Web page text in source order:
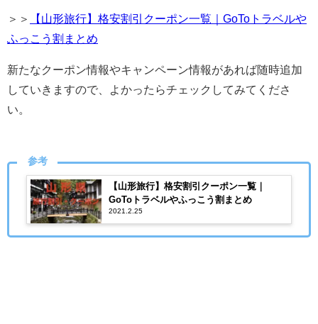
＞＞
【山形旅行】格安割引クーポン一覧｜GoToトラベルや
ふっこう割まとめ
新たなクーポン情報やキャンペーン情報があれば随時追加
していきますので、よかったらチェックしてみてくださ
い。
参考
【山形旅行】格安割引クーポン一覧｜
GoToトラベルやふっこう割まとめ
2021.2.25